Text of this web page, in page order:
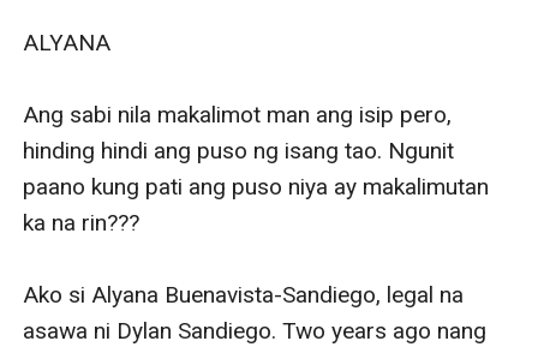
After an accident biglang gumuho ang mundo ni
Paano kong ang dating masaya at punong puno ng
pagmamahal ay nabalutan nang pighati, pasakit at
pagkawasak ng 'yong puso.
Anong silbi ng dokumentong panghahawakan, kong
Hanggang saan mo kayang ipaglaban ang asawang
nakalimutan kana maging ng kan'yang isip at puso..
ALYANA
Ang sabi nila makalimot man ang isip pero,
hinding hindi ang puso ng isang tao. Ngunit
paano kung pati ang puso niya ay makalimutan
ka na rin???
Ako si Alyana Buenavista-Sandiego, legal na
asawa ni Dylan Sandiego. Two years ago nang